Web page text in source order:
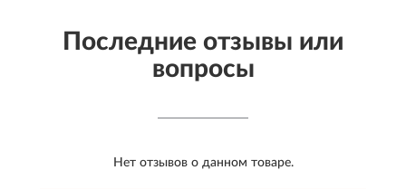
Последние отзывы или
вопросы
Нет отзывов о данном товаре.